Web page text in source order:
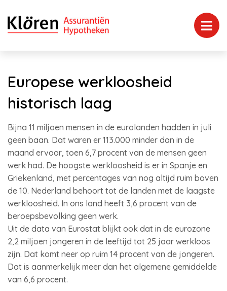
Europese werkloosheid
historisch laag
Bijna 11 miljoen mensen in de eurolanden hadden in juli
geen baan. Dat waren er 113.000 minder dan in de
maand ervoor, toen 6,7 procent van de mensen geen
werk had. De hoogste werkloosheid is er in Spanje en
Griekenland, met percentages van nog altijd ruim boven
de 10. Nederland behoort tot de landen met de laagste
werkloosheid. In ons land heeft 3,6 procent van de
beroepsbevolking geen werk.
Uit de data van Eurostat blijkt ook dat in de eurozone
2,2 miljoen jongeren in de leeftijd tot 25 jaar werkloos
zijn. Dat komt neer op ruim 14 procent van de jongeren.
Dat is aanmerkelijk meer dan het algemene gemiddelde
van 6,6 procent.